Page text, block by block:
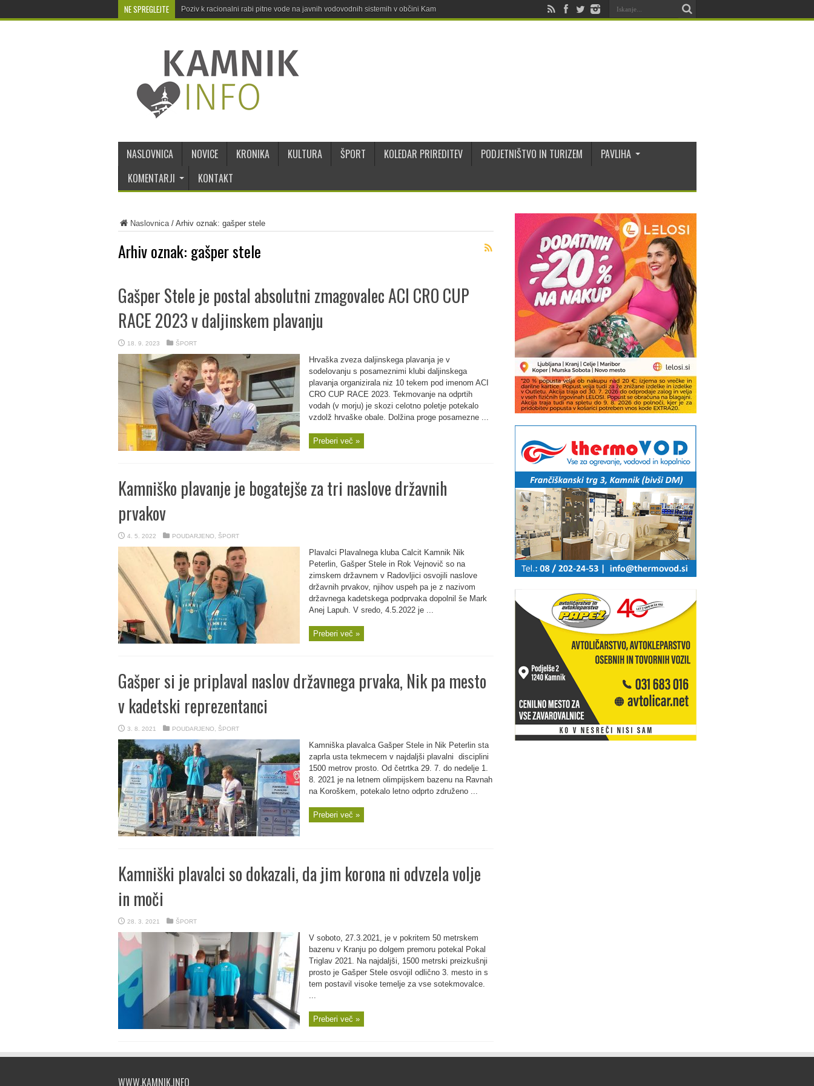
NE SPREGLEJTE Poziv k racionalni rabi pitne vode na javnih vodovodnih sistemih v občini Kamnik
NASLOVNICA NOVICE KRONIKA KULTURA ŠPORT KOLEDAR PRIREDITEV PODJETNIŠTVO IN TURIZEM
PAVLIHA
KOMENTARJI
KONTAKT
Naslovnica/ Arhiv oznak: gašper stele
Arhiv oznak: gašper stele
Gašper Stele je postal absolutni zmagovalec ACI CRO CUP
RACE 2023 v daljinskem plavanju
18. 9. 2023 ŠPORT
Hrvaška zveza daljinskega plavanja je v
sodelovanju s posameznimi klubi daljinskega
plavanja organizirala niz 10 tekem pod imenom ACI
CRO CUP RACE 2023. Tekmovanje na odprtih
vodah (v morju) je skozi celotno poletje potekalo
vzdolž hrvaške obale. Dolžina proge posamezne ...
Preberi več »
Kamniško plavanje je bogatejše za tri naslove državnih
prvakov
4. 5. 2022 POUDARJENO ŠPORT
Plavalci Plavalnega kluba Calcit Kamnik Nik
Peterlin, Gašper Stele in Rok Vejnovič so na
zimskem državnem v Radovljici osvojili naslove
državnih prvakov, njihov uspeh pa je z nazivom
državnega kadetskega podprvaka dopolnil še Mark
Anej Lapuh. V sredo, 4.5.2022 je ...
Preberi več »
Gašper si je priplaval naslov državnega prvaka, Nik pa mesto
v kadetski reprezentanci
3. 8. 2021 POUDARJENO ŠPORT
Kamniška plavalca Gašper Stele in Nik Peterlin sta
zaprla usta tekmecem v najdaljši plavalni disciplini
1500 metrov prosto. Od četrtka 29. 7. do nedelje 1.
8. 2021 je na letnem olimpijskem bazenu na Ravnah
na Koroškem, potekalo letno odprto združeno ...
Preberi več »
Kamniški plavalci so dokazali, da jim korona ni odvzela volje
in moči
28. 3. 2021 ŠPORT
V soboto, 27.3.2021, je v pokritem 50 metrskem
bazenu v Kranju po dolgem premoru potekal Pokal
Triglav 2021. Na najdaljši, 1500 metrski preizkušnji
prosto je Gašper Stele osvojil odlično 3. mesto in s
tem postavil visoke temelje za vse sotekmovalce.
...
Preberi več »
WWW.KAMNIK.INFO